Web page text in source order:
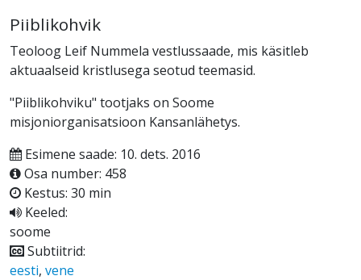
Piiblikohvik
Teoloog Leif Nummela vestlussaade, mis käsitleb
aktuaalseid kristlusega seotud teemasid.
"Piiblikohviku" tootjaks on Soome
misjoniorganisatsioon Kansanlähetys.
Esimene saade: 10. dets. 2016
Osa number: 458
Kestus: 30 min
Keeled:
soome
Subtiitrid:
eesti, vene